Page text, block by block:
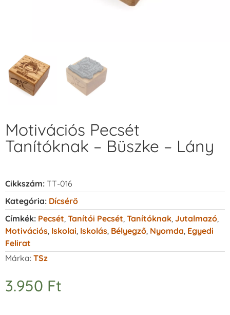
Motivációs Pecsét
Tanítóknak – Büszke – Lány
Cikkszám: TT-016
Kategória: Dícsérő
Címkék: Pecsét Tanítói Pecsét Tanítóknak Jutalmazó
Motivációs Iskolai Iskolás Bélyegző Nyomda Egyedi
Felirat
Márka: TSz
3.950 Ft